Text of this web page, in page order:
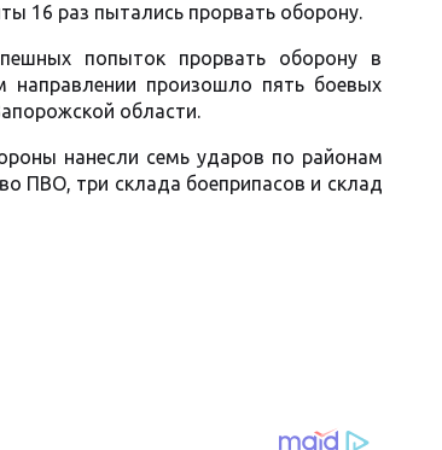
16 раз пытались прорвать оборону.
попыток прорвать оборону в
направлении произошло пять боевых
области.
нанесли семь ударов по районам
ПВО, три склада боеприпасов и склад